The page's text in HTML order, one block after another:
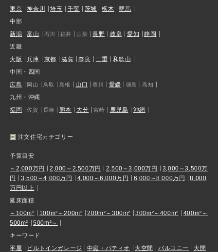
東京
神奈川 埼玉 千葉 茨城 栃木
群馬
中部
新潟
富山 石川 福井 山梨 長野 岐阜 愛知
静岡
近畿
大阪
兵庫 京都 滋賀 奈良 三重
和歌山
中国・四国
広島
岡山 鳥取 島根 山口 香川 愛媛 徳島 高知
九州・沖縄
福岡
佐賀 長崎 熊本 大分 宮崎 鹿児島 沖縄
注文住宅カテゴリー
予算目安
～2,000万円
2,000～2,500万円 2,500～3,000万円
3,000～3,500万
円
3,500～4,000万円 4,000～6,000万円 6,000～8,000万円
8,000
万円以上
延床面積
～100m²
100m²～200m² 200m²～300m² 300m²～400m²
400m²～
500m²
500m²～
キーワード
平屋
ビルトインガレージ 中庭・パティオ 大空間 バルコニー
大開